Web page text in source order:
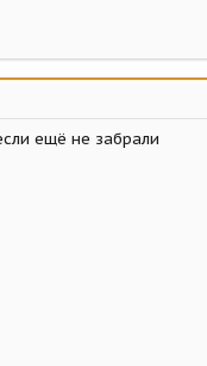
ещё не забрали